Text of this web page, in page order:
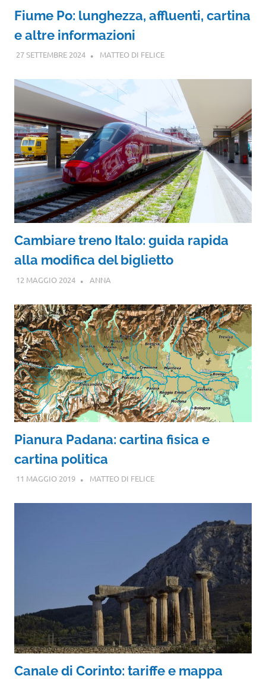
Fiume Po: lunghezza, affluenti, cartina
e altre informazioni
27 SETTEMBRE 2024 MATTEO DI FELICE
Cambiare treno Italo: guida rapida
alla modifica del biglietto
12 MAGGIO 2024 ANNA
Pianura Padana: cartina fisica e
cartina politica
11 MAGGIO 2019 MATTEO DI FELICE
Canale di Corinto: tariffe e mappa